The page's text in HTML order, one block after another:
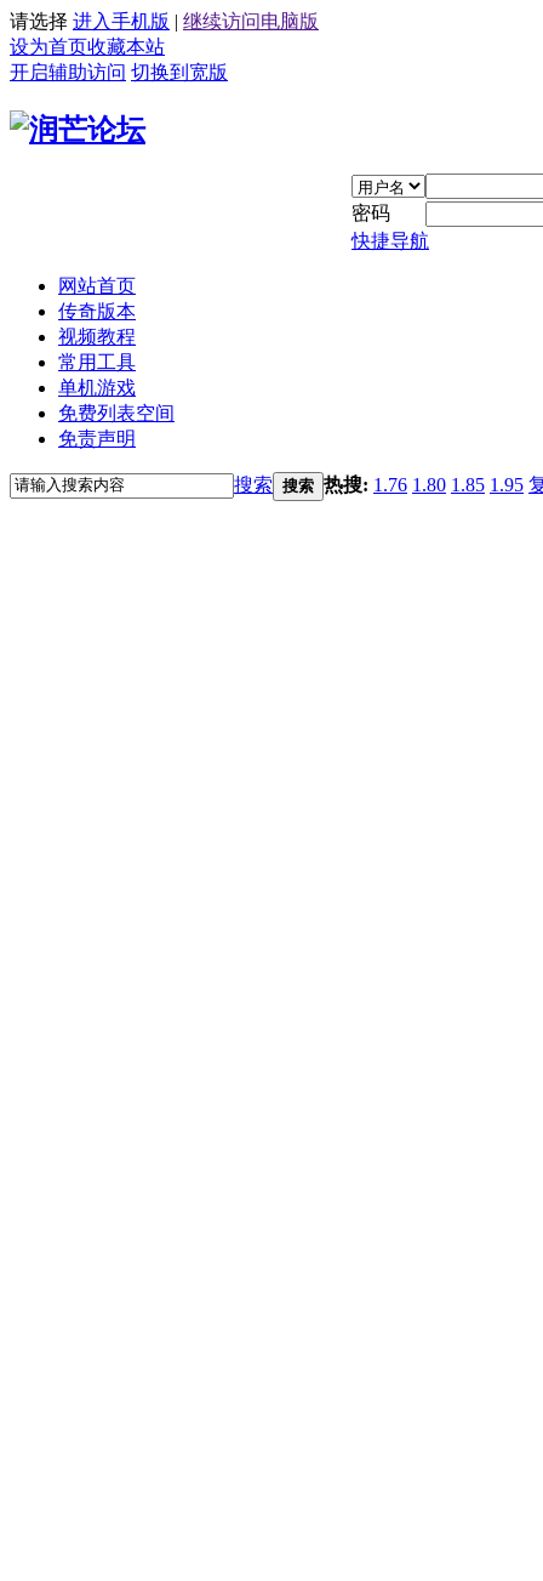
请选择 进入手机版 | 继续访问电脑版
设为首页收藏本站
开启辅助访问 切换到宽版
密码
快捷导航
网站首页
传奇版本
视频教程
常用工具
单机游戏
免费列表空间
免责声明
搜索 搜索 热搜: 1.76 1.80 1.85 1.95